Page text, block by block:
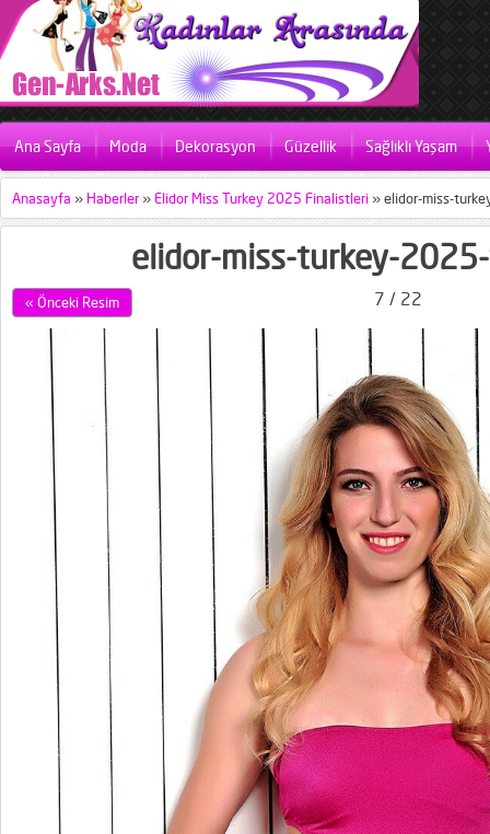
Ana Sayfa Moda Dekorasyon Güzellik Sağlıklı Yaşam
Anasayfa » Haberler » Elidor Miss Turkey 2025 Finalistleri »elidor-miss-
elidor-miss-turkey-
« Önceki Resim 7 / 22